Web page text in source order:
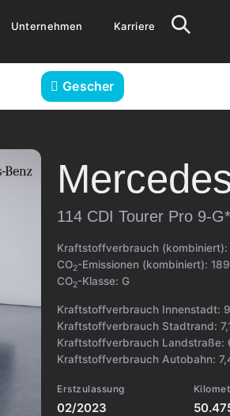
Unternehmen Karriere
Gescher
114 CDI Tourer Pro 9-
Kraftstoffverbrauch (kombiniert):
CO2-Emissionen (kombiniert):
CO2-Klasse: G
Kraftstoffverbrauch Innenstadt:
Kraftstoffverbrauch Stadtrand:
Kraftstoffverbrauch Landstraße:
Kraftstoffverbrauch Autobahn:
Erstzulassung
02/2023